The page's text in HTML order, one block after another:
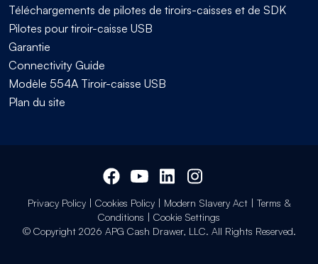
Téléchargements de pilotes de tiroirs-caisses et de SDK
Pilotes pour tiroir-caisse USB
Garantie
Connectivity Guide
Modèle 554A Tiroir-caisse USB
Plan du site
Privacy Policy| Cookies Policy| Modern Slavery Act| Terms &
Conditions | Cookie Settings
© Copyright 2026 APG Cash Drawer, LLC. All Rights Reserved.